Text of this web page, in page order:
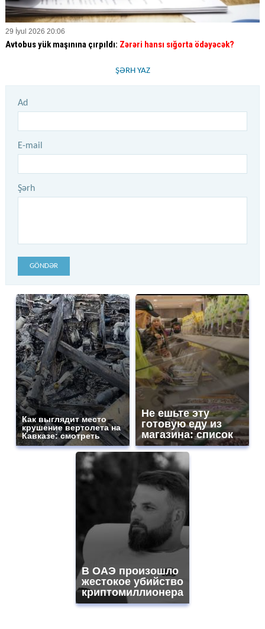
29 İyul 2026 20:06
Avtobus yük maşınına çırpıldı: Zərəri hansı sığorta ödəyəcək?
ŞƏRH YAZ
Ad
E-mail
Şərh
GÖNDƏR
Как выглядит место
крушение вертолета на
Кавказе: смотреть
Не ешьте эту
готовую еду из
магазина: список
В ОАЭ произошло
жестокое убийство
криптомиллионера